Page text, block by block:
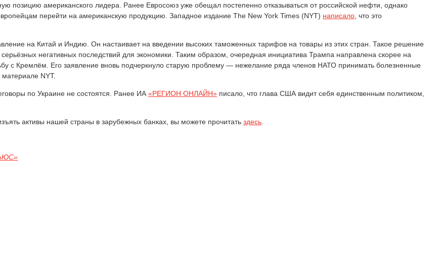
позицию американского лидера. Ранее Евросоюз уже обещал постепенно отказываться от российской нефти, однако
перейти на американскую продукцию. Западное издание The New York Times (NYT) написало , что это
на Китай и Индию. Он настаивает на введении высоких таможенных тарифов на товары из этих стран. Такое решение
негативных последствий для экономики. Таким образом, очередная инициатива Трампа направлена скорее на
с Кремлём. Его заявление вновь подчеркнуло старую проблему — нежелание ряда членов НАТО принимать болезненные
NYT.
по Украине не состоятся. Ранее ИА «РЕГИОН ОНЛАЙН» писало, что глава США видит себя единственным политиком,
активы нашей страны в зарубежных банках, вы можете прочитать здесь